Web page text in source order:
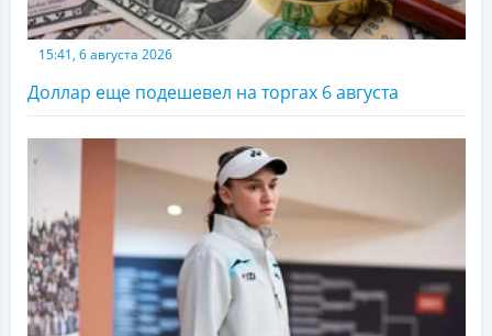
15:41, 6 августа 2026
Доллар еще подешевел на торгах 6 августа